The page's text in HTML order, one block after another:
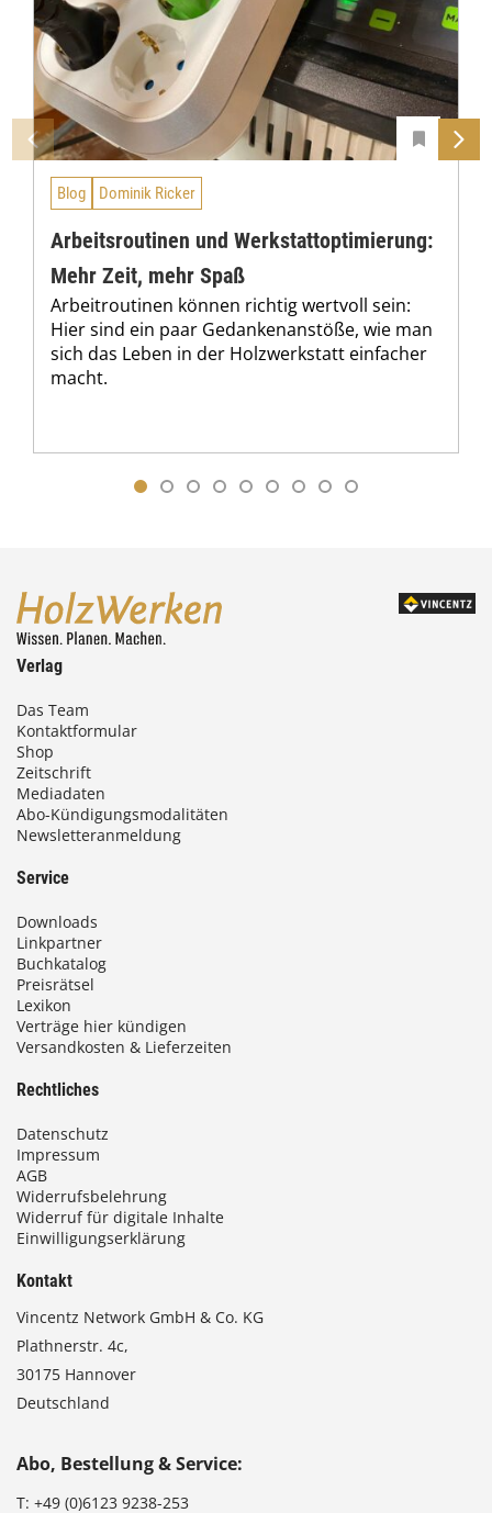
Blog Dominik Ricker
Arbeitsroutinen und Werkstattoptimierung:
Mehr Zeit, mehr Spaß
Arbeitroutinen können richtig wertvoll sein:
Hier sind ein paar Gedankenanstöße, wie man
sich das Leben in der Holzwerkstatt einfacher
macht.
Verlag
Das Team
Kontaktformular
Shop
Zeitschrift
Mediadaten
Abo-Kündigungsmodalitäten
Newsletteranmeldung
Service
Downloads
Linkpartner
Buchkatalog
Preisrätsel
Lexikon
Verträge hier kündigen
Versandkosten & Lieferzeiten
Rechtliches
Datenschutz
Impressum
AGB
Widerrufsbelehrung
Widerruf für digitale Inhalte
Einwilligungserklärung
Kontakt
Vincentz Network GmbH & Co. KG
Plathnerstr. 4c,
30175 Hannover
Deutschland
Abo, Bestellung & Service:
T: +49 (0)6123 9238-253